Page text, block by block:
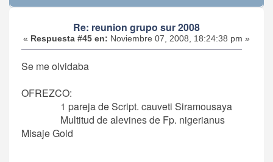
Re: reunion grupo sur 2008
« Respuesta #45 en: Noviembre 07, 2008, 18:24:38 pm »
Se me olvidaba
OFREZCO:
1 pareja de Script. cauveti Siramousaya
Multitud de alevines de Fp. nigerianus
Misaje Gold